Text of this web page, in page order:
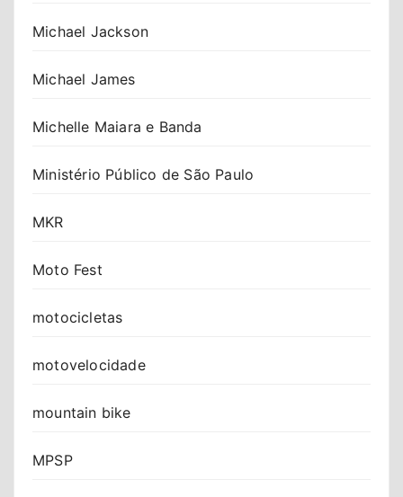
Michael Jackson
Michael James
Michelle Maiara e Banda
Ministério Público de São Paulo
MKR
Moto Fest
motocicletas
motovelocidade
mountain bike
MPSP